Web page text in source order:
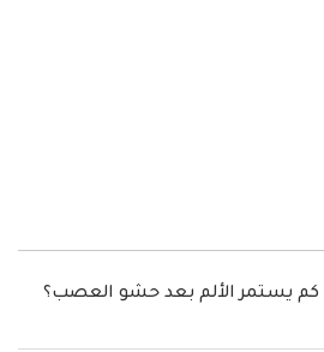
كم يستمر الألم بعد حشو العصب؟